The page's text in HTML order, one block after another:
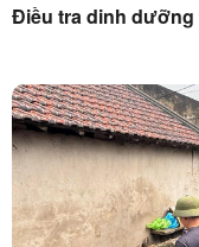
Điều tra dinh dưỡng